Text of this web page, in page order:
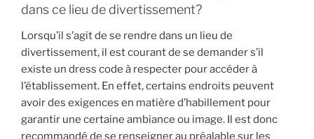
dans ce lieu de divertissement?
Lorsqu’il s’agit de se rendre dans un lieu de
divertissement, il est courant de se demander s’il
existe un dress code à respecter pour accéder à
l’établissement. En effet, certains endroits peuvent
avoir des exigences en matière d’habillement pour
garantir une certaine ambiance ou image. Il est donc